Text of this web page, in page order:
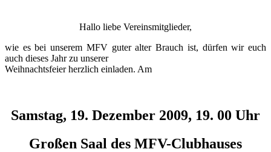
Hallo liebe Vereinsmitglieder,
wie es bei unserem MFV guter alter Brauch ist, dürfen wir euch
auch dieses Jahr zu unserer
Weihnachtsfeier herzlich einladen. Am
Samstag, 19. Dezember 2009, 19. 00 Uhr
Großen Saal des MFV-Clubhauses